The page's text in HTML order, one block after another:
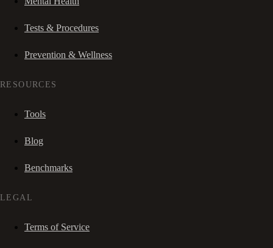
Tests & Procedures
Prevention & Wellness
RESOURCES
Tools
Blog
Benchmarks
LEGAL
Terms of Service